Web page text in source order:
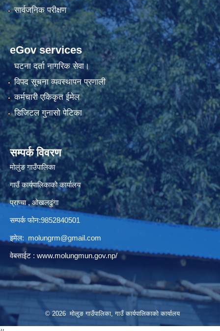
सार्वजनिक परीक्षण
eGov services
घटना दर्ता नागरिक सेवा।
विपद सूचना व्यवस्थापन प्रणाली
कर्मचारी एकिकृत ईमेल
डिजिटल गुनासो पेटिका
सम्पर्क विवरण
मोलुंङ गाउँपालिका
गाउँ कार्यपालिकाको कार्यालय
प्राप्चा , ओखलढुंगा
सम्पर्क फोन:9852840501
इमेल: molungrm@gmail.com
वेबसाईट : www.molungmun.gov.np/
© 2026 मोलुङ गाउँपालिका, गाउँ कार्यपालिकाको कार्यालय